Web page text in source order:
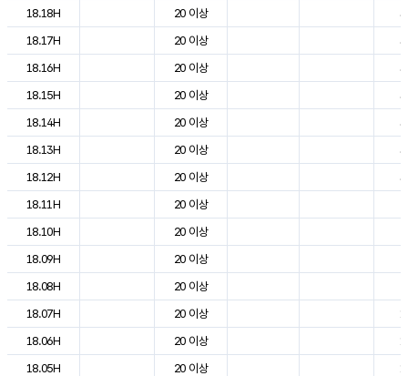
18.18H
20 이상
18.17H
20 이상
18.16H
20 이상
18.15H
20 이상
18.14H
20 이상
18.13H
20 이상
18.12H
20 이상
18.11H
20 이상
18.10H
20 이상
18.09H
20 이상
18.08H
20 이상
18.07H
20 이상
18.06H
20 이상
18.05H
20 이상